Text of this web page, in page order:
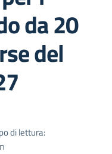
da 20
del
di lettura: